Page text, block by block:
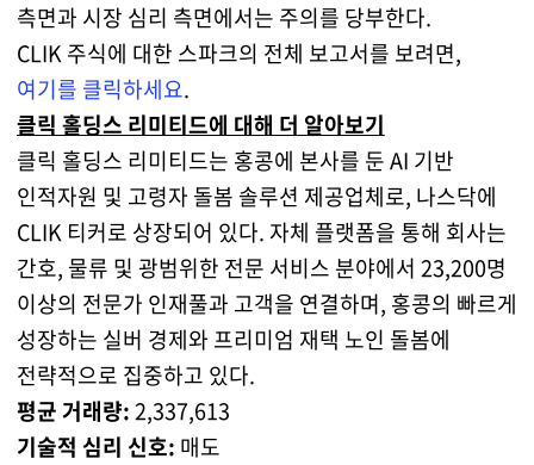
측면과 시장 심리 측면에서는 주의를 당부한다.
CLIK 주식에 대한 스파크의 전체 보고서를 보려면,
여기를 클릭하세요.
클릭 홀딩스 리미티드에 대해 더 알아보기
클릭 홀딩스 리미티드는 홍콩에 본사를 둔 AI 기반
인적자원 및 고령자 돌봄 솔루션 제공업체로, 나스닥에
CLIK 티커로 상장되어 있다. 자체 플랫폼을 통해 회사는
간호, 물류 및 광범위한 전문 서비스 분야에서 23,200명
이상의 전문가 인재풀과 고객을 연결하며, 홍콩의 빠르게
성장하는 실버 경제와 프리미엄 재택 노인 돌봄에
전략적으로 집중하고 있다.
평균 거래량:2,337,613
기술적 심리 신호: 매도